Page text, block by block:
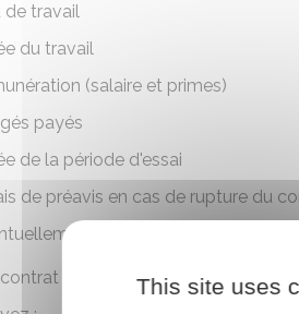
de travail
du travail
(salaire et primes)
payés
de la période d'essai
de préavis en cas de rupture du
contrat de travail peut être écrite,
This site uses